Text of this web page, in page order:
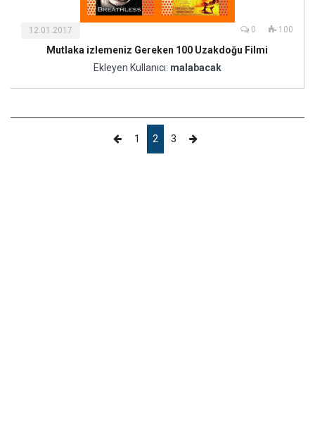
12.01.2017 0 100
Mutlaka izlemeniz Gereken 100 Uzakdoğu Filmi
Ekleyen Kullanıcı: malabacak
1 2 3